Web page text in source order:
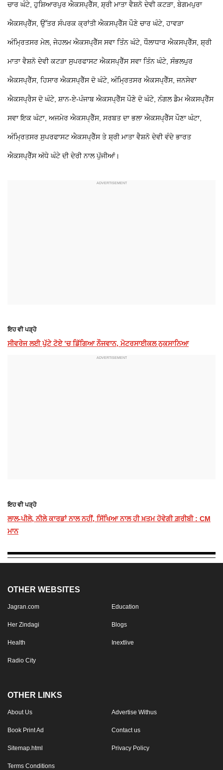
ਚਾਰ ਘੰਟੇ, ਹੁਸ਼ਿਆਰਪੁਰ ਐਕਸਪ੍ਰੈੱਸ, ਸ਼੍ਰੀ ਮਾਤਾ ਵੈਸ਼ਨੋ ਦੇਵੀ ਕਟੜਾ, ਬੇਗਮਪੁਰਾ
ਐਕਸਪ੍ਰੈੱਸ, ਉੱਤਰ ਸੰਪਰਕ ਕ੍ਰਾਂਤੀ ਐਕਸਪ੍ਰੈੱਸ ਪੌਣੇ ਚਾਰ ਘੰਟੇ, ਹਾਵੜਾ
ਅੰਮ੍ਰਿਤਸਰ ਮੇਲ, ਜੇਹਲਮ ਐਕਸਪ੍ਰੈੱਸ ਸਵਾ ਤਿੰਨ ਘੰਟੇ, ਧੌਲਾਧਾਰ ਐਕਸਪ੍ਰੈੱਸ, ਸ਼੍ਰੀ
ਮਾਤਾ ਵੈਸ਼ਨੋ ਦੇਵੀ ਕਟੜਾ ਸੁਪਰਫਾਸਟ ਐਕਸਪ੍ਰੈੱਸ ਸਵਾ ਤਿੰਨ ਘੰਟੇ, ਸੰਭਲਪੁਰ
ਐਕਸਪ੍ਰੈੱਸ, ਹਿਸਾਰ ਐਕਸਪ੍ਰੈੱਸ ਦੋ ਘੰਟੇ, ਅੰਮ੍ਰਿਤਸਰ ਐਕਸਪ੍ਰੈੱਸ, ਜਨਸੇਵਾ
ਐਕਸਪ੍ਰੈਸ ਦੋ ਘੰਟੇ, ਸ਼ਾਨ-ਏ-ਪੰਜਾਬ ਐਕਸਪ੍ਰੈੱਸ ਪੌਣੇ ਦੋ ਘੰਟੇ, ਨੰਗਲ ਡੈਮ ਐਕਸਪ੍ਰੈੱਸ
ਸਵਾ ਇਕ ਘੰਟਾ, ਅਜਮੇਰ ਐਕਸਪ੍ਰੈੱਸ, ਸਰਬਤ ਦਾ ਭਲਾ ਐਕਸਪ੍ਰੈੱਸ ਪੌਣਾ ਘੰਟਾ,
ਅੰਮ੍ਰਿਤਸਰ ਸੁਪਰਫਾਸਟ ਐਕਸਪ੍ਰੈੱਸ ਤੇ ਸ਼੍ਰੀ ਮਾਤਾ ਵੈਸ਼ਨੋ ਦੇਵੀ ਵੰਦੇ ਭਾਰਤ
ਐਕਸਪ੍ਰੈੱਸ ਅੱਧੇ ਘੰਟੇ ਦੀ ਦੇਰੀ ਨਾਲ ਪੁੱਜੀਆਂ।
ਇਹ ਵੀ ਪੜ੍ਹੋ
ਸੀਵਰੇਜ ਲਈ ਪੁੱਟੇ ਟੋਏ ’ਚ ਡਿੱਗਿਆ ਨੌਜਵਾਨ, ਮੋਟਰਸਾਈਕਲ ਨੁਕਸਾਨਿਆ
ਇਹ ਵੀ ਪੜ੍ਹੋ
ਲਾਲ-ਪੀਲੇ, ਨੀਲੇ ਕਾਰਡਾਂ ਨਾਲ ਨਹੀਂ, ਸਿੱਖਿਆ ਨਾਲ ਹੀ ਖ਼ਤਮ ਹੋਵੇਗੀ ਗ਼ਰੀਬੀ : CM
ਮਾਨ
OTHER WEBSITES
Jagran.com Education
Her Zindagi Blogs
Health Inextlive
Radio City
OTHER LINKS
About Us Advertise Withus
Book Print Ad Contact us
Sitemap.html Privacy Policy
Terms Conditions